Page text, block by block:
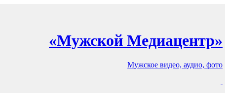
«Мужской Медиацентр»
Мужское видео, аудио, фото